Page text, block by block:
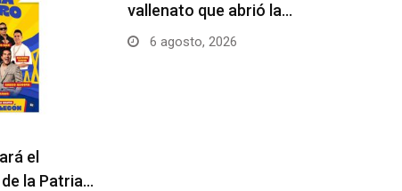
el
la Patria…
vallenato que abrió la…
6 agosto, 2026